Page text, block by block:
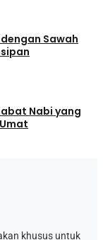
Sawah
Nabi yang
khusus untuk